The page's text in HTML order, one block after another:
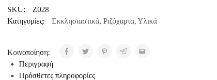
SKU:
Z028
Κατηγορίες:
Εκκλησιαστικά, Ριζόχαρτα, Υλικά
Κοινοποίηση:
Περιγραφή
Πρόσθετες πληροφορίες